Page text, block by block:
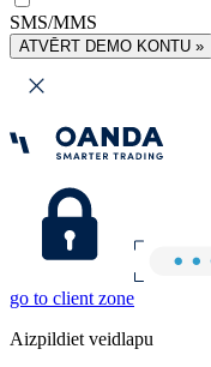
SMS/MMS
ATVĒRT DEMO KONTU »
go to client zone
Aizpildiet veidlapu